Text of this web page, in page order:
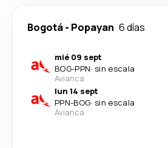
Bogotá- Popayan 6 días
mié 09 sept
BOG-PPN· sin escala
Avianca
lun 14 sept
PPN-BOG· sin escala
Avianca